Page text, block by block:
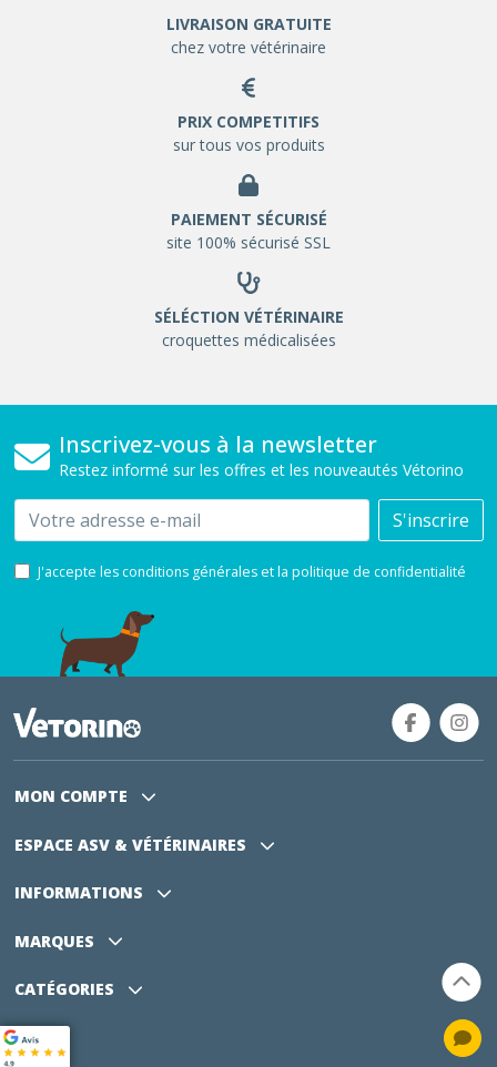
LIVRAISON GRATUITE
chez votre vétérinaire
PRIX COMPETITIFS
sur tous vos produits
PAIEMENT SÉCURISÉ
site 100% sécurisé SSL
SÉLÉCTION VÉTÉRINAIRE
croquettes médicalisées
Inscrivez-vous à la newsletter
Restez informé sur les offres et les nouveautés Vétorino
Email S'inscrire
J'accepte les conditions générales et la politique de confidentialité
MON COMPTE
ESPACE ASV & VÉTÉRINAIRES
INFORMATIONS
MARQUES
CATÉGORIES